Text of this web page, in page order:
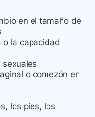
en el tamaño de
o la capacidad
sexuales
o comezón en
los pies, los